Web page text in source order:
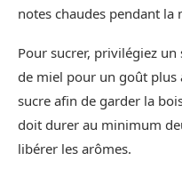
notes chaudes pendant la
Pour sucrer, privilégiez
de miel pour un goût plus
sucre afin de garder la
doit durer au minimum
libérer les arômes.